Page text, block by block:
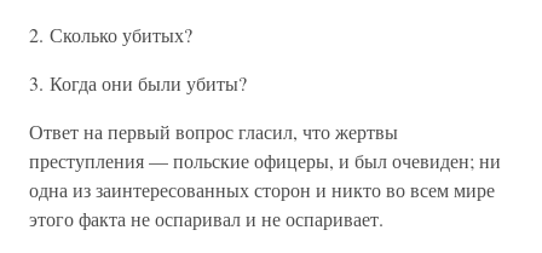
2. Сколько убитых?
3. Когда они были убиты?
Ответ на первый вопрос гласил, что жертвы
преступления — польские офицеры, и был очевиден; ни
одна из заинтересованных сторон и никто во всем мире
этого факта не оспаривал и не оспаривает.